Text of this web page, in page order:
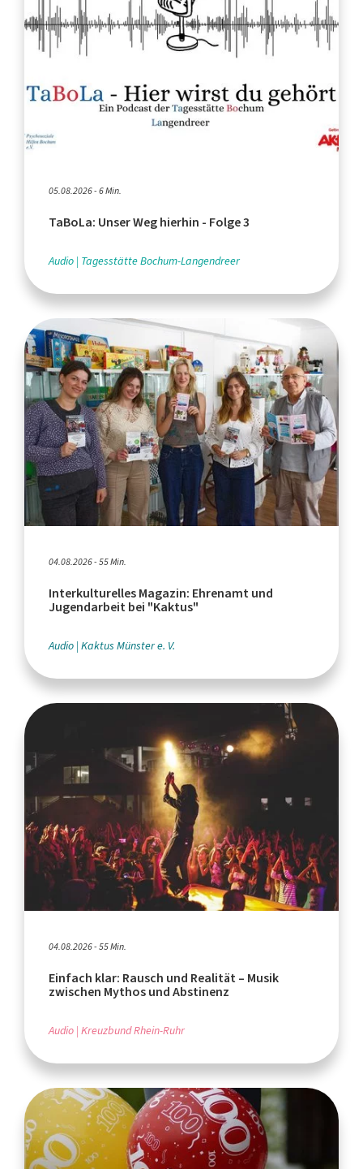
05.08.2026 - 6 Min.
TaBoLa: Unser Weg hierhin - Folge 3
Audio Tagesstätte Bochum-Langendreer
04.08.2026 - 55 Min.
Interkulturelles Magazin: Ehrenamt und
Jugendarbeit bei "Kaktus"
Audio Kaktus Münster e. V.
04.08.2026 - 55 Min.
Einfach klar: Rausch und Realität – Musik
zwischen Mythos und Abstinenz
Audio Kreuzbund Rhein-Ruhr